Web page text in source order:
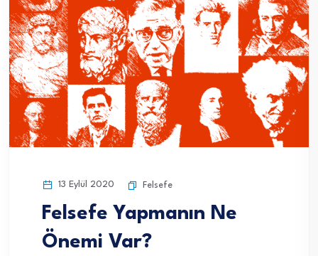
13 Eylül 2020 Felsefe
Felsefe Yapmanın Ne
Önemi Var?